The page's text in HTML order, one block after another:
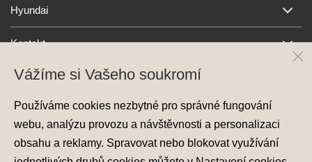
Hyundai
Kontakt
Vážíme si Vašeho soukromí
Používáme cookies nezbytné pro správné fungování
webu, analýzu provozu a návštěvnosti a personalizaci
obsahu a reklamy. Spravovat nebo blokovat využívání